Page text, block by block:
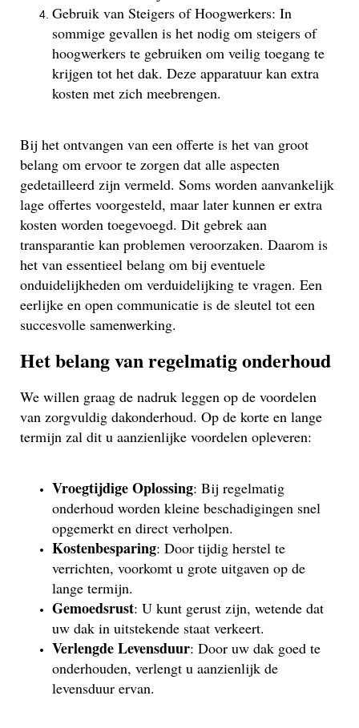
Gebruik van Steigers of Hoogwerkers: In
sommige gevallen is het nodig om steigers of
hoogwerkers te gebruiken om veilig toegang te
krijgen tot het dak. Deze apparatuur kan extra
kosten met zich meebrengen.
Bij het ontvangen van een offerte is het van groot
belang om ervoor te zorgen dat alle aspecten
gedetailleerd zijn vermeld. Soms worden aanvankelijk
lage offertes voorgesteld, maar later kunnen er extra
kosten worden toegevoegd. Dit gebrek aan
transparantie kan problemen veroorzaken. Daarom is
het van essentieel belang om bij eventuele
onduidelijkheden om verduidelijking te vragen. Een
eerlijke en open communicatie is de sleutel tot een
succesvolle samenwerking.
Het belang van regelmatig onderhoud
We willen graag de nadruk leggen op de voordelen
van zorgvuldig dakonderhoud. Op de korte en lange
termijn zal dit u aanzienlijke voordelen opleveren:
Vroegtijdige Oplossing: Bij regelmatig
onderhoud worden kleine beschadigingen snel
opgemerkt en direct verholpen.
Kostenbesparing: Door tijdig herstel te
verrichten, voorkomt u grote uitgaven op de
lange termijn.
Gemoedsrust: U kunt gerust zijn, wetende dat
uw dak in uitstekende staat verkeert.
Verlengde Levensduur: Door uw dak goed te
onderhouden, verlengt u aanzienlijk de
levensduur ervan.